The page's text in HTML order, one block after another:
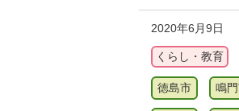
2020年6月9日
くらし・教育
徳島市 鳴